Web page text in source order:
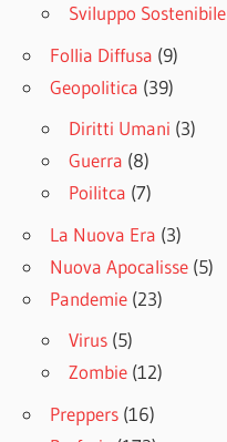
Sviluppo Sostenibile
Follia Diffusa (9)
Geopolitica (39)
Diritti Umani (3)
Guerra (8)
Poilitca (7)
La Nuova Era (3)
Nuova Apocalisse (5)
Pandemie (23)
Virus (5)
Zombie (12)
Preppers (16)